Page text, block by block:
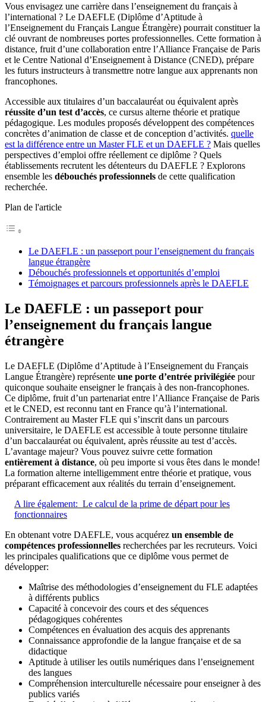
Vous envisagez une carrière dans l’enseignement du français à
l’international ? Le DAEFLE (Diplôme d’Aptitude à
l’Enseignement du Français Langue Étrangère) pourrait constituer la
clé ouvrant de nombreuses portes professionnelles. Cette formation à
distance, fruit d’une collaboration entre l’Alliance Française de Paris
et le Centre National d’Enseignement à Distance (CNED), prépare
les futurs instructeurs à transmettre notre langue aux apprenants non
francophones.
Accessible aux titulaires d’un baccalauréat ou équivalent après
réussite d’un test d’accès, ce cursus alterne théorie et pratique
pédagogique. Les modules proposés développent des compétences
concrètes d’animation de classe et de conception d’activités. quelle
est la différence entre un Master FLE et un DAEFLE ? Mais quelles
perspectives d’emploi offre réellement ce diplôme ? Quels
établissements recrutent les détenteurs du DAEFLE ? Explorons
ensemble les débouchés professionnels de cette qualification
recherchée.
Plan de l'article
Le DAEFLE : un passeport pour l’enseignement du français
langue étrangère
Débouchés professionnels et opportunités d’emploi
Témoignages et parcours professionnels après le DAEFLE
Le DAEFLE : un passeport pour
l’enseignement du français langue
étrangère
Le DAEFLE (Diplôme d’Aptitude à l’Enseignement du Français
Langue Étrangère) représente une porte d’entrée privilégiée pour
quiconque souhaite enseigner le français à des non-francophones.
Ce diplôme, fruit d’un partenariat entre l’Alliance Française de Paris
et le CNED, est reconnu tant en France qu’à l’international.
Contrairement au Master FLE qui s’inscrit dans un parcours
universitaire, le DAEFLE est accessible à toute personne titulaire
d’un baccalauréat ou équivalent, après réussite au test d’accès.
L’avantage majeur? Vous pouvez suivre cette formation
entièrement à distance, où peu importe si vous êtes dans le monde!
La formation alterne intelligemment entre théorie et pratique, vous
préparant efficacement aux réalités du terrain d’enseignement.
A lire également: Le calcul de la prime de départ pour les
fonctionnaires
En obtenant votre DAEFLE, vous acquérez un ensemble de
compétences professionnelles recherchées par les recruteurs. Voici
les principales qualifications que ce diplôme vous permet de
développer:
Maîtrise des méthodologies d’enseignement du FLE adaptées
à différents publics
Capacité à concevoir des cours et des séquences
pédagogiques cohérentes
Compétences en évaluation des acquis des apprenants
Connaissance approfondie de la langue française et de sa
didactique
Aptitude à utiliser les outils numériques dans l’enseignement
des langues
Compréhension interculturelle nécessaire pour enseigner à des
publics variés